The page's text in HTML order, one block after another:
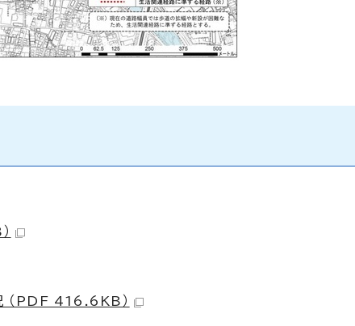
（PDF 416.6KB）